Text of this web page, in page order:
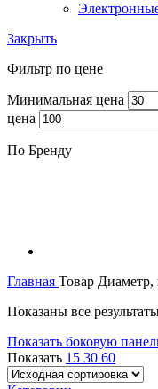
Закрыть
Фильтр по цене
Минимальная цена
цена
По Бренду
Главная Товар
Показаны все
Показать боковую
Показать 15 30 60